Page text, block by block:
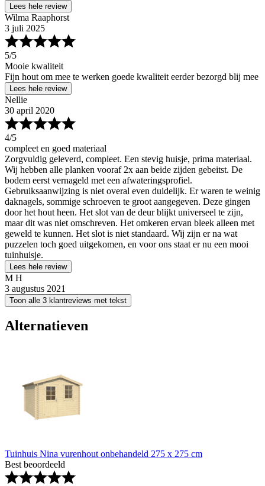
Lees hele review
Wilma Raaphorst
3 juli 2025
5/5
Mooie kwaliteit
Fijn hout om mee te werken goede kwaliteit eerder bezorgd blij mee
Lees hele review
Nellie
30 april 2020
4/5
compleet en goed materiaal
Zorgvuldig geleverd, compleet. Een stevig huisje, prima materiaal.
Wij hebben alle planken vooraf 2x aan beide zijden gebeitst. De
bodem eerst vernageld met een afwateringsprofiel.
Gebruiksaanwijzing is niet overal even duidelijk. Er waren te weinig
daknagels, sommige schroeven te groot aangegeven. Deze gingen
door het hout heen. Het slot van de deur blijkt universeel te zijn,
maar dit was niet omschreven. Het omkeren ervan bleek alleen met
geweld te kunnen. Het slot is niet standaard. Wij zijn er na wat
puzzelen toch goed uitgekomen, en voor ons staat er nu een mooi
tuinhuisje.
Lees hele review
M H
3 augustus 2021
Toon alle 3 klantreviews met tekst
Alternatieven
Tuinhuis Nina vurenhout onbehandeld 275 x 275 cm
Best beoordeeld